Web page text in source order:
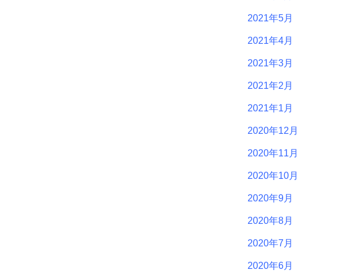
2021年5月
2021年4月
2021年3月
2021年2月
2021年1月
2020年12月
2020年11月
2020年10月
2020年9月
2020年8月
2020年7月
2020年6月